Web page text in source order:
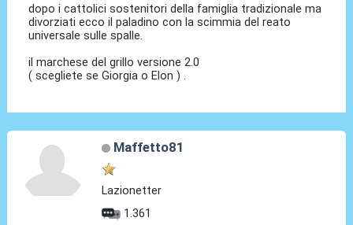
dopo i cattolici sostenitori della famiglia tradizionale ma
divorziati ecco il paladino con la scimmia del reato
universale sulle spalle.
il marchese del grillo versione 2.0
( scegliete se Giorgia o Elon ) .
Maffetto81
Lazionetter
1.361